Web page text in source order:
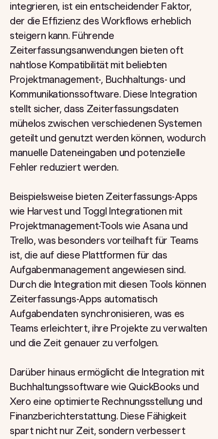
integrieren, ist ein entscheidender Faktor,
der die Effizienz des Workflows erheblich
steigern kann. Führende
Zeiterfassungsanwendungen bieten oft
nahtlose Kompatibilität mit beliebten
Projektmanagement-, Buchhaltungs- und
Kommunikationssoftware. Diese Integration
stellt sicher, dass Zeiterfassungsdaten
mühelos zwischen verschiedenen Systemen
geteilt und genutzt werden können, wodurch
manuelle Dateneingaben und potenzielle
Fehler reduziert werden.
Beispielsweise bieten Zeiterfassungs-Apps
wie Harvest und Toggl Integrationen mit
Projektmanagement-Tools wie Asana und
Trello, was besonders vorteilhaft für Teams
ist, die auf diese Plattformen für das
Aufgabenmanagement angewiesen sind.
Durch die Integration mit diesen Tools können
Zeiterfassungs-Apps automatisch
Aufgabendaten synchronisieren, was es
Teams erleichtert, ihre Projekte zu verwalten
und die Zeit genauer zu verfolgen.
Darüber hinaus ermöglicht die Integration mit
Buchhaltungssoftware wie QuickBooks und
Xero eine optimierte Rechnungsstellung und
Finanzberichterstattung. Diese Fähigkeit
spart nicht nur Zeit, sondern verbessert